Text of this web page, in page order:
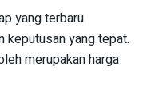
yang terbaru
keputusan yang tepat.
merupakan harga